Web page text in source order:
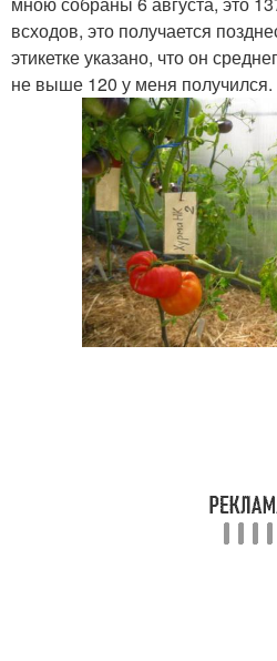
всходов, это получается
этикетке указано, что он
не выше 120 у меня получился.